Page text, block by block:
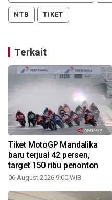
NTB TIKET
Terkait
Tiket MotoGP Mandalika
baru terjual 42 persen,
target 150 ribu penonton
06 August 2026 9:00 WIB